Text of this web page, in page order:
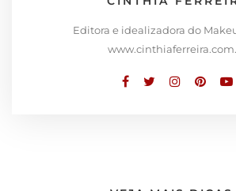
Editora e idealizadora do